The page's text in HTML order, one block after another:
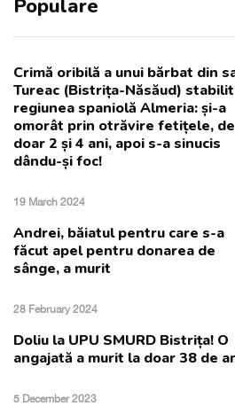
Populare
Crimă oribilă a unui bărbat din
Tureac (Bistrița-Năsăud)
regiunea spaniolă Almeria: și-a
omorât prin otrăvire fetițele, de
doar 2 și 4 ani, apoi s-a sinucis
dându-și foc!
19 March 2024
Andrei, băiatul pentru care s-a
făcut apel pentru donarea de
sânge, a murit
28 February 2024
Doliu la UPU SMURD Bistrița! O
angajată a murit la doar 38 de
5 December 2023